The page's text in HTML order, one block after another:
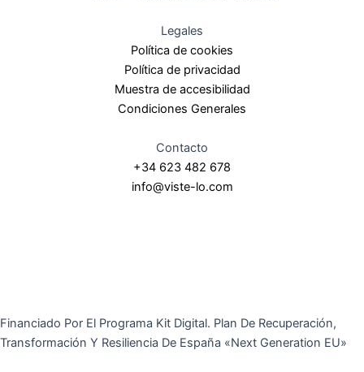
Legales
Política de cookies
Política de privacidad
Muestra de accesibilidad
Condiciones Generales
Contacto
+34 623 482 678
info@viste-lo.com
Financiado Por El Programa Kit Digital. Plan De Recuperación,
Transformación Y Resiliencia De España «Next Generation EU»